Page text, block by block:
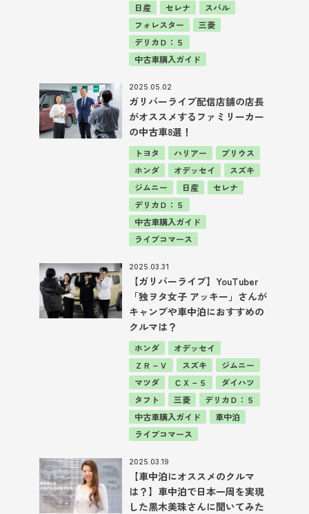
日産
セレナ
スバル
フォレスター
三菱
デリカＤ：５
中古車購入ガイド
2025.05.02
ガリバーライブ配信店舗の店長
がオススメするファミリーカー
の中古車8選！
トヨタ ハリアー
プリウス
ホンダ
オデッセイ
スズキ
ジムニー
日産
セレナ
デリカＤ：５
中古車購入ガイド
ライブコマース
2025.03.31
【ガリバーライブ】YouTuber
「独ヲタ女子 アッキー」さんが
キャンプや車中泊におすすめの
クルマは？
ホンダ
オデッセイ
ＺＲ－Ｖ
スズキ
ジムニー
マツダ
ＣＸ－５
ダイハツ
タフト
三菱
デリカＤ：５
中古車購入ガイド
車中泊
ライブコマース
2025.03.19
【車中泊にオススメのクルマ
は？】車中泊で日本一周を実現
した黒木美珠さんに聞いてみた